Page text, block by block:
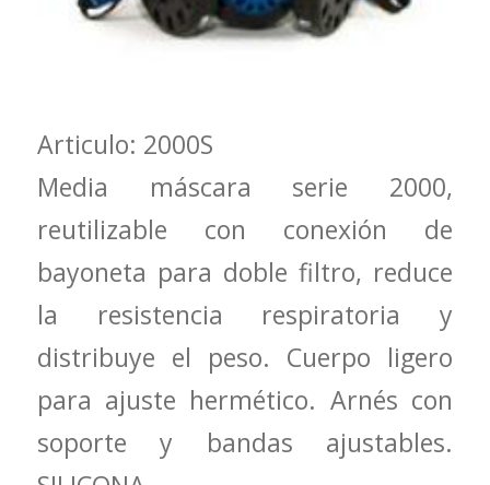
Articulo: 2000S
Media máscara serie 2000,
reutilizable con conexión de
bayoneta para doble filtro, reduce
la resistencia respiratoria y
distribuye el peso. Cuerpo ligero
para ajuste hermético. Arnés con
soporte y bandas ajustables.